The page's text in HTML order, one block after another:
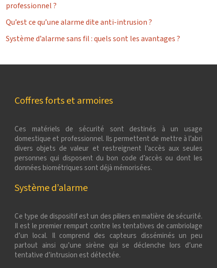
professionnel ?
Qu’est ce qu’une alarme dite anti-intrusion ?
Système d’alarme sans fil : quels sont les avantages ?
Coffres forts et armoires
Ces matériels de sécurité sont destinés à un usage
domestique et professionnel. Ils permettent de mettre à l’abri
divers objets de valeur et restreignent l’accès aux seules
personnes qui disposent du bon code d’accès ou dont les
données biométriques sont déjà mémorisées.
Système d’alarme
Ce type de dispositif est un des piliers en matière de sécurité.
Il est le premier rempart contre les tentatives de cambriolage
d’un local. Il comprend des capteurs disséminés un peu
partout ainsi qu’une sirène qui se déclenche lors d’une
tentative d’intrusion est détectée.